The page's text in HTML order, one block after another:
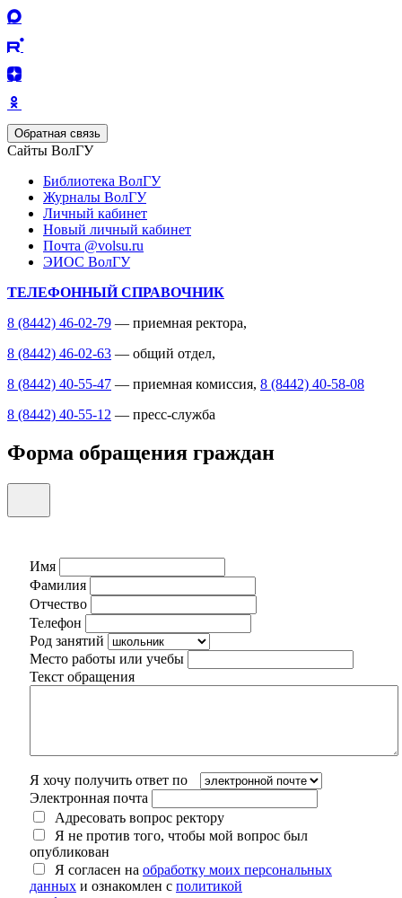
Обратная связь
Сайты ВолГУ
Библиотека ВолГУ
Журналы ВолГУ
Личный кабинет
Новый личный кабинет
Почта @volsu.ru
ЭИОС ВолГУ
ТЕЛЕФОННЫЙ СПРАВОЧНИК
8 (8442) 46-02-79 — приемная ректора,
8 (8442) 46-02-63 — общий отдел,
8 (8442) 40-55-47 — приемная комиссия, 8 (8442) 40-58-08
8 (8442) 40-55-12 — пресс-служба
Форма обращения граждан
Имя
Фамилия
Отчество
Телефон
Род занятий
Место работы или учебы
Текст обращения
Я хочу получить ответ по
Электронная почта
Адресовать вопрос ректору
Я не против того, чтобы мой вопрос был
опубликован
Я согласен на обработку моих персональных
данных и ознакомлен с политикой